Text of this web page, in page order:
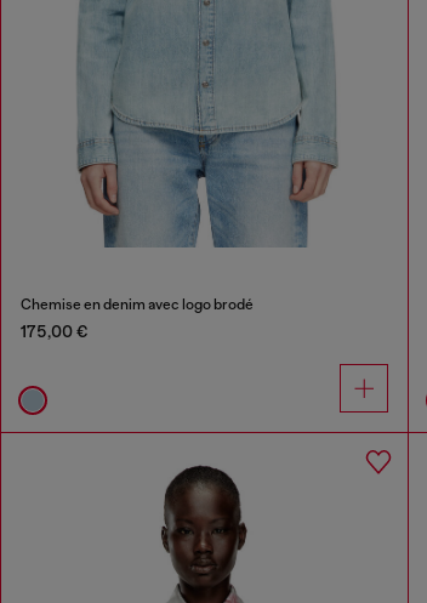
Chemise en denim avec logo brodé
175,00 €